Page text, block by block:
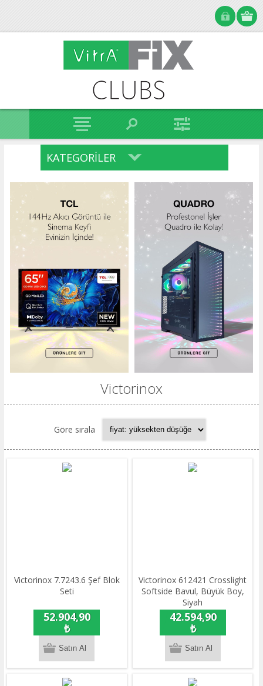
KATEGORILER
Victorinox
Göre sırala
Victorinox 7.7243.6 Şef Blok
Seti
52.904,90
₺
Victorinox 612421 Crosslight
Softside Bavul, Büyük Boy,
Siyah
42.594,90
₺